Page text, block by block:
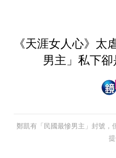
《天涯女人心》
男主」私下卻
鄭凱有「民國最慘男主」封號，
提